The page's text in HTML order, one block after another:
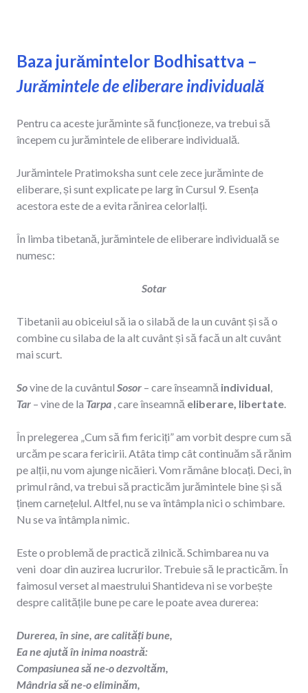
Baza jurămintelor Bodhisattva –
Jurămintele de eliberare individuală
Pentru ca aceste jurăminte să funcționeze, va trebui să
începem cu jurămintele de eliberare individuală.
Jurămintele Pratimoksha sunt cele zece jurăminte de
eliberare, și sunt explicate pe larg în Cursul 9. Esența
acestora este de a evita rănirea celorlalți.
În limba tibetană, jurămintele de eliberare individuală se
numesc:
Sotar
Tibetanii au obiceiul să ia o silabă de la un cuvânt și să o
combine cu silaba de la alt cuvânt și să facă un alt cuvânt
mai scurt.
Sovine de la cuvântul Sosor – care înseamnă individual
Tar – vine de la Tarpa , care înseamnă eliberare, libertate
În prelegerea „Cum să fim fericiți” am vorbit despre cum să
urcăm pe scara fericirii. Atâta timp cât continuăm să rănim
pe alții, nu vom ajunge nicăieri. Vom rămâne blocați. Deci, în
primul rând, va trebui să practicăm jurămintele bine și să
ținem carnețelul. Altfel, nu se va întâmpla nici o schimbare.
Nu se va întâmpla nimic.
Este o problemă de practică zilnică. Schimbarea nu va
veni doar din auzirea lucrurilor. Trebuie să le practicăm. În
faimosul verset al maestrului Shantideva ni se vorbește
despre calitățile bune pe care le poate avea durerea:
Durerea, în sine, are calități bune,
Ea ne ajută în inima noastră:
Compasiunea să ne-o dezvoltăm,
Mândria să ne-o eliminăm,